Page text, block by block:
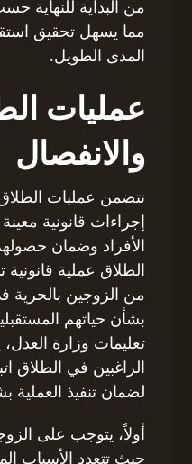
من البداية للنهاية
مما يسهل تحقيق
المدى الطويل.
عمليات
والانفصال
تتضمن عمليات
إجراءات قانونية
الأفراد وضمان
الطلاق عملية
من الزوجين بالحرية
بشأن حياتهم
تعليمات وزارة
الراغبين في الطلاق
لضمان تنفيذ
أولاً، يتوجب على
حيث تتعدد الأسباب